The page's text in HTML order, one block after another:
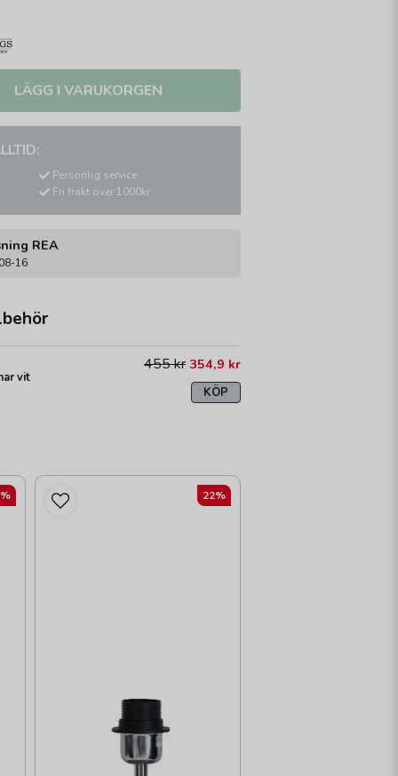
LÄGG I VARUKORGEN
Personlig service
Fri frakt över 1000kr
REA
16
vit
455 kr 354,9 kr
KÖP
22%